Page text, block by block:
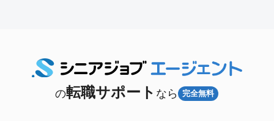
の転職サポート なら 完全無料